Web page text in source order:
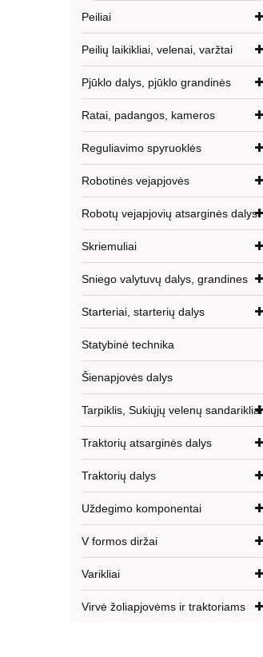
Peiliai
Peilių laikikliai, velenai, varžtai
Pjūklo dalys, pjūklo grandinės
Ratai, padangos, kameros
Reguliavimo spyruoklės
Robotinės vejapjovės
Robotų vejapjovių atsarginės dalys
Skriemuliai
Sniego valytuvų dalys, grandines
Starteriai, starterių dalys
Statybinė technika
Šienapjovės dalys
Tarpiklis, Sukiųjų velenų sandarikliai
Traktorių atsarginės dalys
Traktorių dalys
Uždegimo komponentai
V formos diržai
Varikliai
Virvė žoliapjovėms ir traktoriams